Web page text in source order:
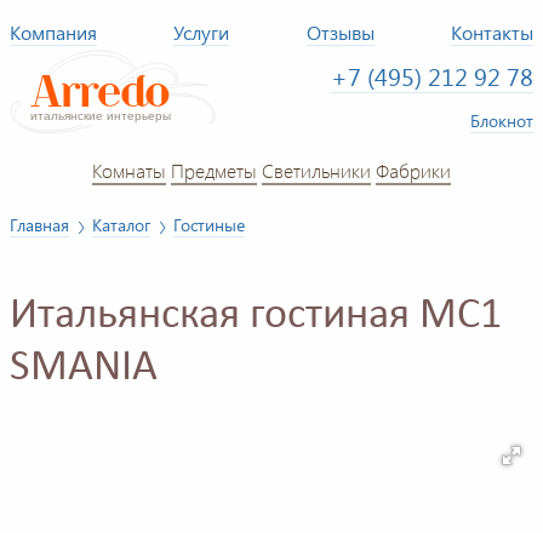
Компания Услуги Отзывы Контакты
+7 (495) 212 92 78
Блокнот
Комнаты Предметы Светильники Фабрики
Главная Каталог Гостиные
Итальянская гостиная MC1
SMANIA